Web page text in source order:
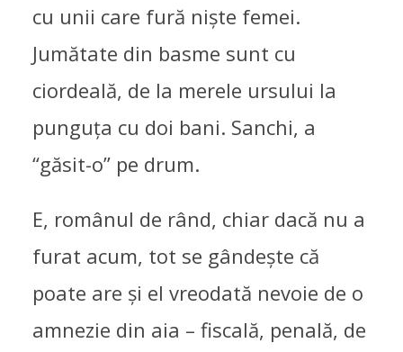
cu unii care fură niște femei.
Jumătate din basme sunt cu
ciordeală, de la merele ursului la
punguța cu doi bani. Sanchi, a
“găsit-o” pe drum.
E, românul de rând, chiar dacă nu a
furat acum, tot se gândește că
poate are și el vreodată nevoie de o
amnezie din aia – fiscală, penală, de